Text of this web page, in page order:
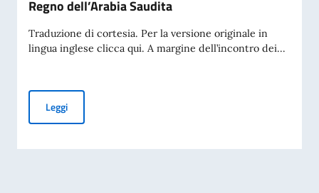
Regno dell’Arabia Saudita
Traduzione di cortesia. Per la versione originale in
lingua inglese clicca qui. A margine dell’incontro dei...
LeggiDichiarazione congiunta dei Ministri degli Affari Esteri